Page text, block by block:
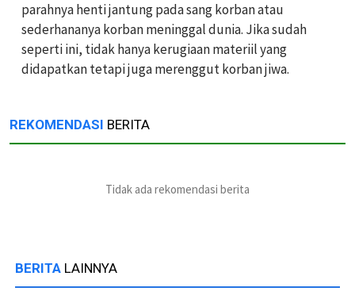
parahnya henti jantung pada sang korban atau
sederhananya korban meninggal dunia. Jika sudah
seperti ini, tidak hanya kerugiaan materiil yang
didapatkan tetapi juga merenggut korban jiwa.
REKOMENDASI BERITA
Tidak ada rekomendasi berita
BERITA LAINNYA